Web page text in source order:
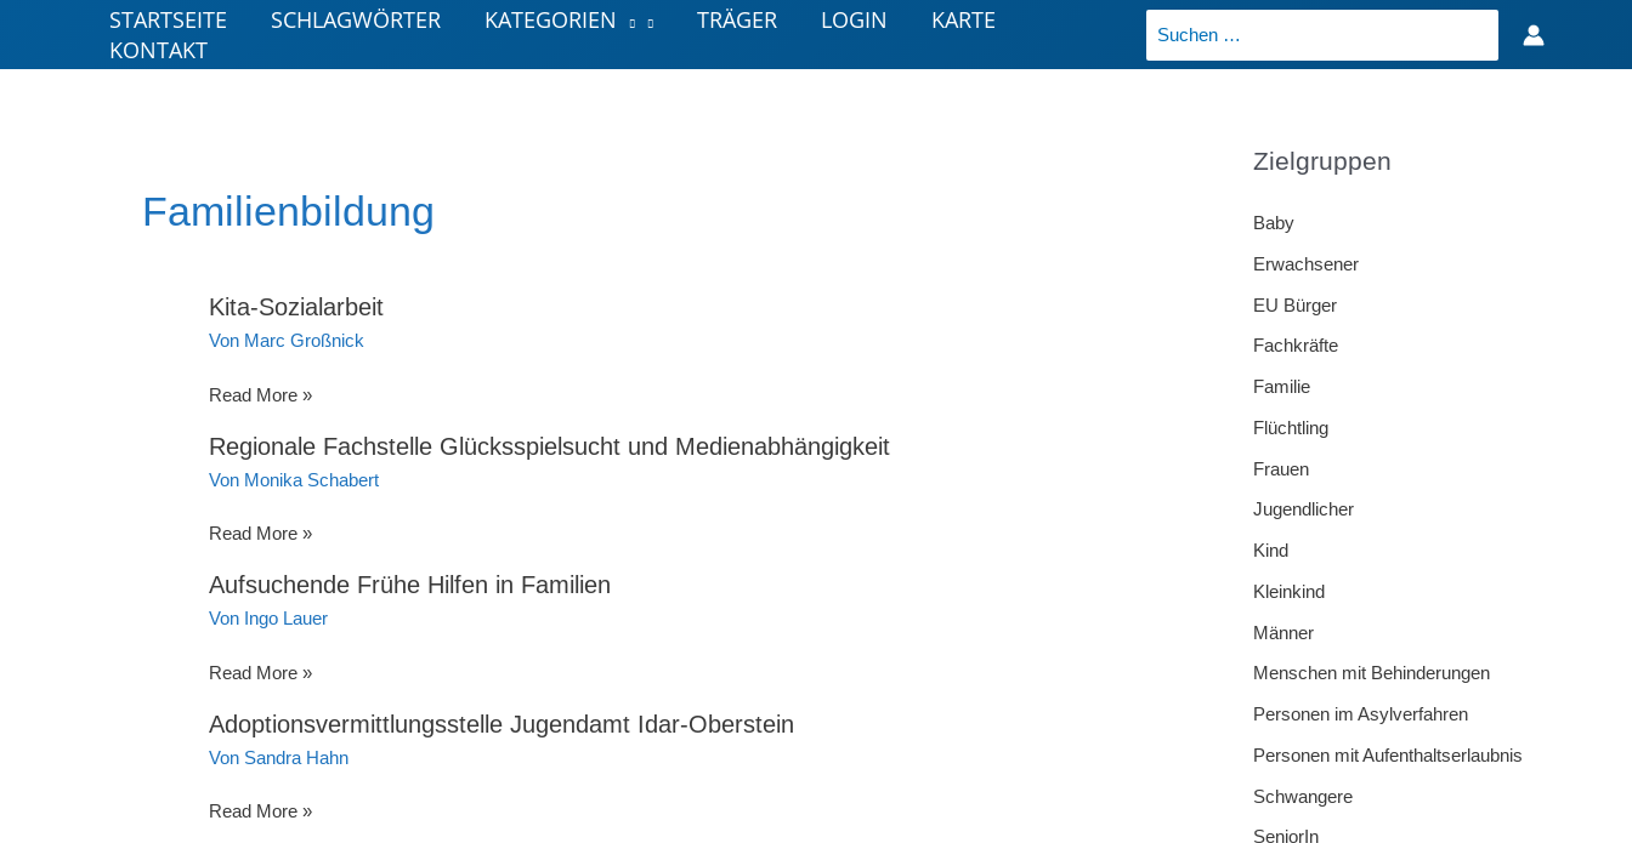
springen
STARTSEITE SCHLAGWÖRTER KATEGORIEN TRÄGER LOGIN
KARTE
KONTAKT
Search
for:
Familienbildung
Kita-Sozialarbeit
Von Marc Großnick
Kita-
Read More »
Regionale Fachstelle Glücksspielsucht und Medienabhängigkeit
Von Monika Schabert
Regionale
Glücksspielsucht
und
Read More »
Aufsuchende Frühe Hilfen in Familien
Von Ingo Lauer
Aufsuchende
Hilfen
in
Read More »
Adoptionsvermittlungsstelle Jugendamt Idar-Oberstein
Von Sandra Hahn
Adoptionsvermittlungsstelle
Read More »
Zielgruppen
Baby
Erwachsener
EU Bürger
Fachkräfte
Familie
Flüchtling
Frauen
Jugendlicher
Kind
Kleinkind
Männer
Menschen mit Behinderungen
Personen im Asylverfahren
Personen mit Aufenthaltserlaubnis
Schwangere
SeniorIn